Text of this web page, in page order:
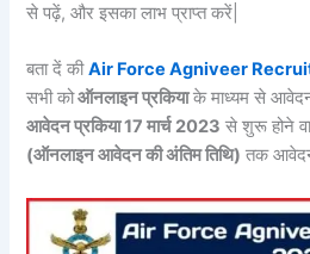
से पढ़ें, और इसका लाभ प्राप्त करें|
बता दें की Air Force Agniveer
सभी कोऑनलाइन प्रकियाके माध्यम से
आवेदन प्रकिया 17 मार्च 2023 से शुरू होने
(ऑनलाइन आवेदन की अंतिम तिथि) तक